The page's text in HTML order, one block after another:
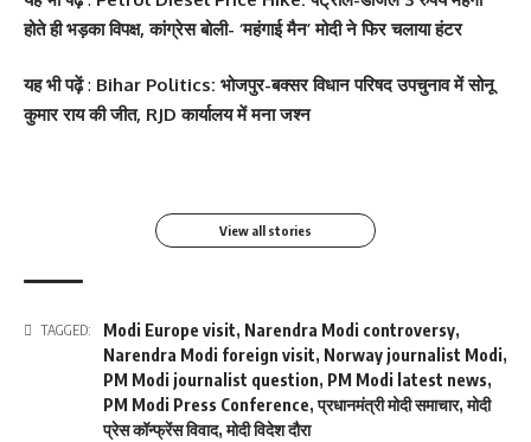
होते ही भड़का विपक्ष, कांग्रेस बोली- ‘महंगाई मैन’ मोदी ने फिर चलाया हंटर
यह भी पढ़ें: Bihar Politics: भोजपुर-बक्सर विधान परिषद उपचुनाव में सोनू
कुमार राय की जीत, RJD कार्यालय में मना जश्न
सोनम कपूर ने शर्ट के बटन
खोलकर बेबी बंप फ्लॉन्ट किया
श्वेता तिवारी ने सोशल मीडिया
पर फिर लगाई आग, फोटो तेजी
से Viral
Salman Khan की बर्थडे
पार्टी में लगा सितारों का मेला,
श्वेता तिवारी ने सोशल मीडिया
पर लगाई आग फोटो वायरल
View all stories
TAGGED: Modi Europe visit, Narendra Modi controversy,
Narendra Modi foreign visit, Norway journalist Modi,
PM Modi journalist question, PM Modi latest news,
PM Modi Press Conference,प्रधानमंत्री मोदी समाचार,मोदी
प्रेस कॉन्फ्रेंस विवाद,मोदी विदेश दौरा